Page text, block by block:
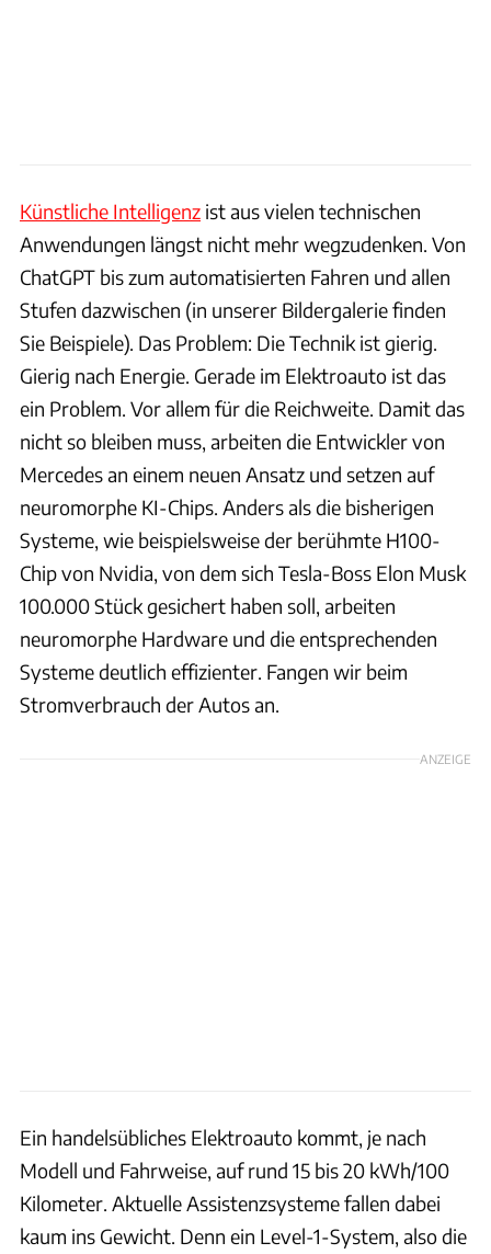
Künstliche Intelligenz ist aus vielen technischen
Anwendungen längst nicht mehr wegzudenken. Von
ChatGPT bis zum automatisierten Fahren und allen
Stufen dazwischen (in unserer Bildergalerie finden
Sie Beispiele). Das Problem: Die Technik ist gierig.
Gierig nach Energie. Gerade im Elektroauto ist das
ein Problem. Vor allem für die Reichweite. Damit das
nicht so bleiben muss, arbeiten die Entwickler von
Mercedes an einem neuen Ansatz und setzen auf
neuromorphe KI-Chips. Anders als die bisherigen
Systeme, wie beispielsweise der berühmte H100-
Chip von Nvidia, von dem sich Tesla-Boss Elon Musk
100.000 Stück gesichert haben soll, arbeiten
neuromorphe Hardware und die entsprechenden
Systeme deutlich effizienter. Fangen wir beim
Stromverbrauch der Autos an.
ANZEIGE
Ein handelsübliches Elektroauto kommt, je nach
Modell und Fahrweise, auf rund 15 bis 20 kWh/100
Kilometer. Aktuelle Assistenzsysteme fallen dabei
kaum ins Gewicht. Denn ein Level-1-System, also die